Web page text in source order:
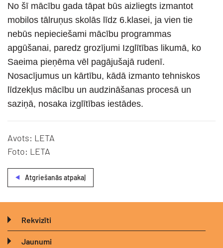
No šī mācību gada tāpat būs aizliegts izmantot
mobilos tālruņus skolās līdz 6.klasei, ja vien tie
nebūs nepieciešami mācību programmas
apgūšanai, paredz grozījumi Izglītības likumā, ko
Saeima pieņēma vēl pagājušajā rudenī.
Nosacījumus un kārtību, kādā izmanto tehniskos
līdzekļus mācību un audzināšanas procesā un
saziņā, nosaka izglītības iestādes.
Avots: LETA
Foto: LETA
Atgriešanās atpakaļ
Rekvizīti
Jaunumi